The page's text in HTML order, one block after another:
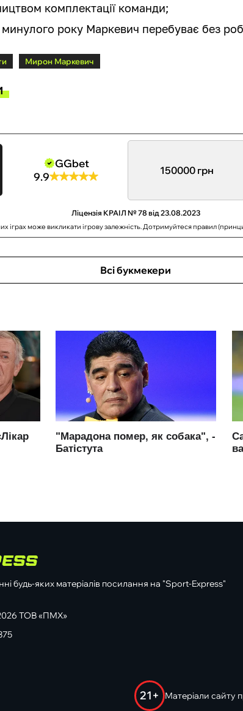
комплектації команди;
минулого року Маркевич перебуває без
Мирон Маркевич
GGbet
9.9
150000 грн
Ліцензія КРАІЛ № 78 від 23.08.2023
іграх може викликати ігрову залежність. Дотримуйтеся правил
Всі букмекери
будь-яких матеріалів посилання на "Sport-Express"
ТОВ «ПМХ»
21+ Матеріали сайту